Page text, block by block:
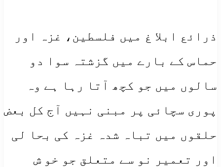
ذرائع ابلا غ میں فلسطین، غزہ اور
حماس کے بارے میں گزشتہ سوا دو
سالوں میں جو کچھ آتا رہا ہے وہ
پوری سچائی پر مبنی نہیں آج کل بعض
حلقوں میں تباہ شدہ غزہ کی بحا لی
اور تعمیر نو سے متعلق جو خو ش